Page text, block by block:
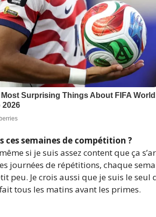
ces semaines de compétition ?
si je suis assez content que ça
journées de répétitions, chaque
peu. Je crois aussi que je suis le seul
tous les matins avant les primes.